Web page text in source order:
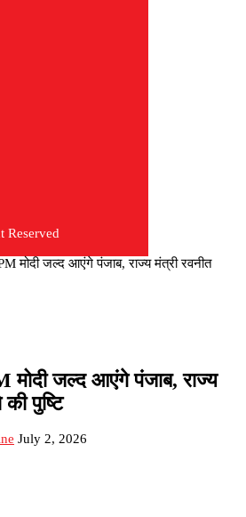
Reserved
मोदी जल्द आएंगे पंजाब, राज्य मंत्री रवनीत
जल्द आएंगे पंजाब, राज्य
पुष्टि
July 2, 2026